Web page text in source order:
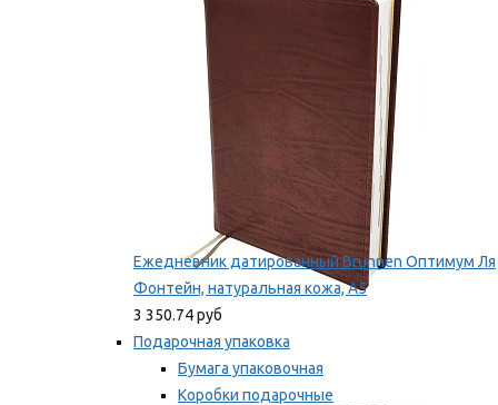
Мы рекомендуем
Ежедневник датированный Brunnen Оптимум Ля
Фонтейн, натуральная кожа, А5
3 350.74 руб
Подарочная упаковка
Бумага упаковочная
Коробки подарочные